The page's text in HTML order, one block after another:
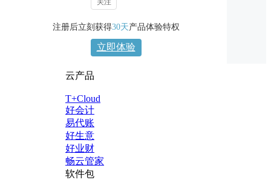
关注
注册后立刻获得30天产品体验特权
立即体验
云产品
T+Cloud
好会计
易代账
好生意
好业财
畅云管家
软件包